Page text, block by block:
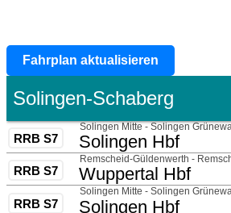
Fahrplan aktualisieren